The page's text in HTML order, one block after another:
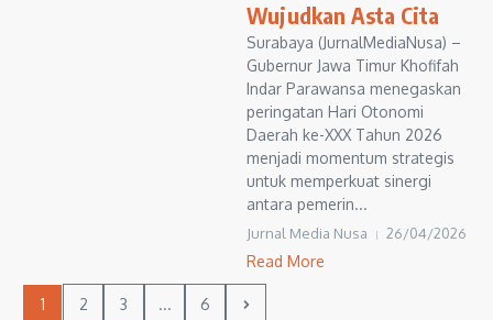
Wujudkan Asta Cita
Surabaya (JurnalMediaNusa) –
Gubernur Jawa Timur Khofifah
Indar Parawansa menegaskan
peringatan Hari Otonomi
Daerah ke-XXX Tahun 2026
menjadi momentum strategis
untuk memperkuat sinergi
antara pemerin...
Jurnal Media Nusa 26/04/2026
Read More
1 2 3 ... 6